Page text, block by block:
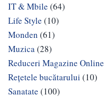
IT & Mbile (64)
Life Style (10)
Monden (61)
Muzica(28)
Reduceri Magazine Online
Rețetele bucătarului (10)
Sanatate (100)